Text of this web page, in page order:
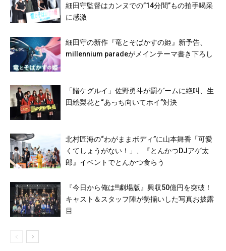
細田守監督はカンヌでの”14分間”もの拍手喝采
に感激
細田守の新作『竜とそばかすの姫』新予告、
millennium paradeがメインテーマ書き下ろし
「賭ケグルイ」佐野勇斗が罰ゲームに絶叫、生
田絵梨花と“あっち向いてホイ”対決
北村匠海の“わがままボディ”に山本舞香「可愛
くてしょうがない！」、『とんかつDJアゲ太
郎』イベントでとんかつ食らう
『今日から俺は!!劇場版』興収50億円を突破！
キャスト＆スタッフ陣が勢揃いした写真お披露
目